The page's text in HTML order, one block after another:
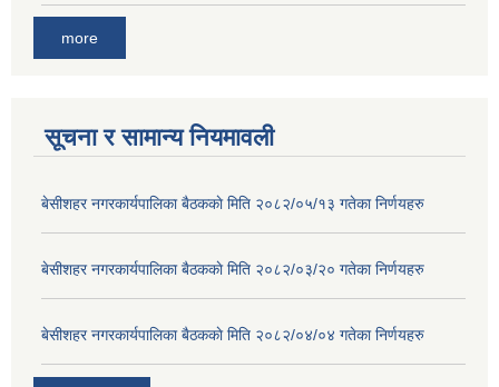
more
सूचना र सामान्य नियमावली
बे‍‍सीशहर नगरकार्यपालिका बैठककाे मिति २०८२/०५/१३ गतेका निर्णयहरु
बे‍‍सीशहर नगरकार्यपालिका बैठककाे मिति २०८२/०३/२० गतेका निर्णयहरु
बे‍‍सीशहर नगरकार्यपालिका बैठककाे मिति २०८२/०४/०४ गतेका निर्णयहरु